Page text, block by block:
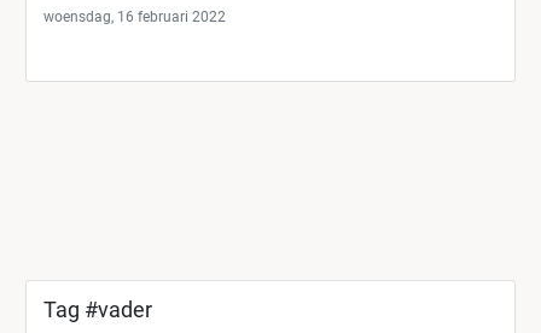
woensdag, 16 februari 2022
Tag #vader